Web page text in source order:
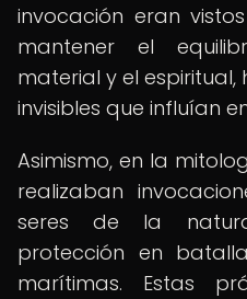
invocación eran
mantener el
material y el
invisibles que influían
Asimismo, en la
realizaban
seres de la
protección en
marítimas. Estas